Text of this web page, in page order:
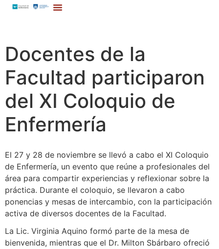
Docentes de la
Facultad participaron
del XI Coloquio de
Enfermería
El 27 y 28 de noviembre se llevó a cabo el XI Coloquio
de Enfermería, un evento que reúne a profesionales del
área para compartir experiencias y reflexionar sobre la
práctica. Durante el coloquio, se llevaron a cabo
ponencias y mesas de intercambio, con la participación
activa de diversos docentes de la Facultad.
La Lic. Virginia Aquino formó parte de la mesa de
bienvenida, mientras que el Dr. Milton Sbárbaro ofreció